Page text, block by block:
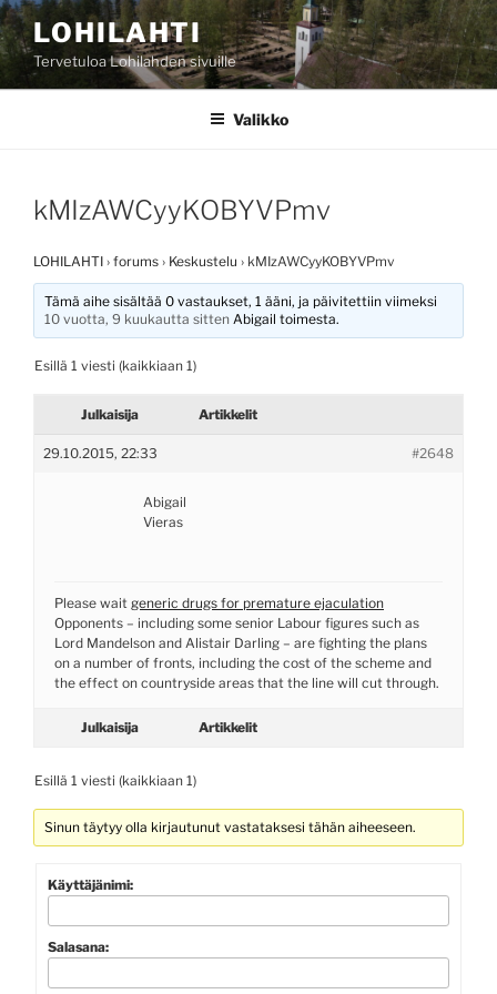
Siirry
sisältöönLOHILAHTI
Tervetuloa Lohilahden sivuille
Valikko
kMIzAWCyyKOBYVPmv
LOHILAHTI › forums › Keskustelu › kMIzAWCyyKOBYVPmv
Tämä aihe sisältää 0 vastaukset, 1 ääni, ja päivitettiin viimeksi
10 vuotta, 9 kuukautta sitten Abigail toimesta.
Esillä 1 viesti (kaikkiaan 1)
Julkaisija Artikkelit
29.10.2015, 22:33 #2648
Abigail
Vieras
Please wait generic drugs for premature ejaculation
Opponents – including some senior Labour figures such as
Lord Mandelson and Alistair Darling – are fighting the plans
on a number of fronts, including the cost of the scheme and
the effect on countryside areas that the line will cut through.
Julkaisija Artikkelit
Esillä 1 viesti (kaikkiaan 1)
Sinun täytyy olla kirjautunut vastataksesi tähän aiheeseen.
Käyttäjänimi:
Salasana: